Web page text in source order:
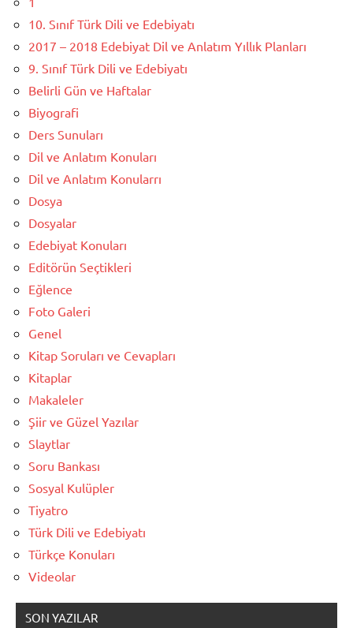
10. Sınıf Türk Dili ve Edebiyatı
2017 – 2018 Edebiyat Dil ve Anlatım Yıllık Planları
9. Sınıf Türk Dili ve Edebiyatı
Belirli Gün ve Haftalar
Biyografi
Ders Sunuları
Dil ve Anlatım Konuları
Dil ve Anlatım Konularrı
Dosya
Dosyalar
Edebiyat Konuları
Editörün Seçtikleri
Eğlence
Foto Galeri
Genel
Kitap Soruları ve Cevapları
Kitaplar
Makaleler
Şiir ve Güzel Yazılar
Slaytlar
Soru Bankası
Sosyal Kulüpler
Tiyatro
Türk Dili ve Edebiyatı
Türkçe Konuları
Videolar
SON YAZILAR